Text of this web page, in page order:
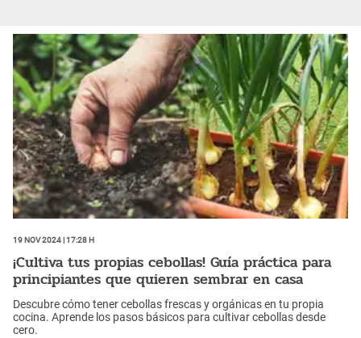
19 Nov 2024 | 17:28 h
¡Cultiva tus propias cebollas! Guía práctica para
principiantes que quieren sembrar en casa
Descubre cómo tener cebollas frescas y orgánicas en tu propia
cocina. Aprende los pasos básicos para cultivar cebollas desde
cero.